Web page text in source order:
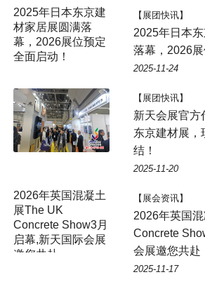
2025年日本东京建
材家居展圆满落
幕，2026展位预定
全面启动！
【展团快讯】
2025年日本
落幕，2026展
2025-11-24
【展团快讯】
新天会展官方
东京建材展，
结！
2025-11-20
2026年英国混凝土
展The UK
Concrete Show3月
启幕,新天国际会展
邀您共赴
【展会资讯】
2026年英国
Concrete
会展邀您共赴
2025-11-17